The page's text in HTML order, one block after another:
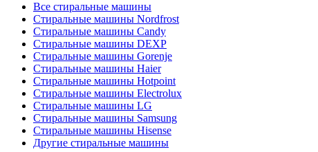
Все стиральные машины
Стиральные машины Nordfrost
Стиральные машины Candy
Стиральные машины DEXP
Стиральные машины Gorenje
Стиральные машины Haier
Стиральные машины Hotpoint
Стиральные машины Electrolux
Стиральные машины LG
Стиральные машины Samsung
Стиральные машины Hisense
Другие стиральные машины